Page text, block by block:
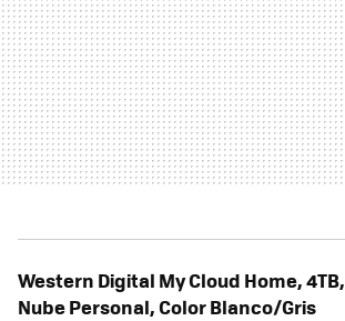
Western Digital My Cloud Home, 4TB,
Nube Personal, Color Blanco/Gris